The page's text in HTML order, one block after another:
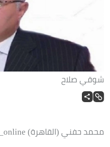
شوقي صلاح
محمد حفني (القاهرة) okaz_online@